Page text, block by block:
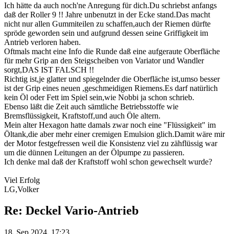
Ich hätte da auch noch'ne Anregung für dich.Du schriebst anfangs
daß der Roller 9 !! Jahre unbenutzt in der Ecke stand.Das macht
nicht nur allen Gummiteilen zu schaffen,auch der Riemen dürfte
spröde geworden sein und aufgrund dessen seine Griffigkeit im
Antrieb verloren haben.
Oftmals macht eine Info die Runde daß eine aufgeraute Oberfläche
für mehr Grip an den Steigscheiben von Variator und Wandler
sorgt,DAS IST FALSCH !!
Richtig ist,je glatter und spiegelnder die Oberfläche ist,umso besser
ist der Grip eines neuen ,geschmeidigen Riemens.Es darf natürlich
kein Öl oder Fett im Spiel sein,wie Nobbi ja schon schrieb.
Ebenso läßt die Zeit auch sämtliche Betriebsstoffe wie
Bremsflüssigkeit, Kraftstoff,und auch Öle altern.
Mein alter Hexagon hatte damals zwar noch eine "Flüssigkeit" im
Öltank,die aber mehr einer cremigen Emulsion glich.Damit wäre mir
der Motor festgefressen weil die Konsistenz viel zu zähflüssig war
um die dünnen Leitungen an der Ölpumpe zu passieren.
Ich denke mal daß der Kraftstoff wohl schon gewechselt wurde?
Viel Erfolg
LG,Volker
Re: Deckel Vario-Antrieb